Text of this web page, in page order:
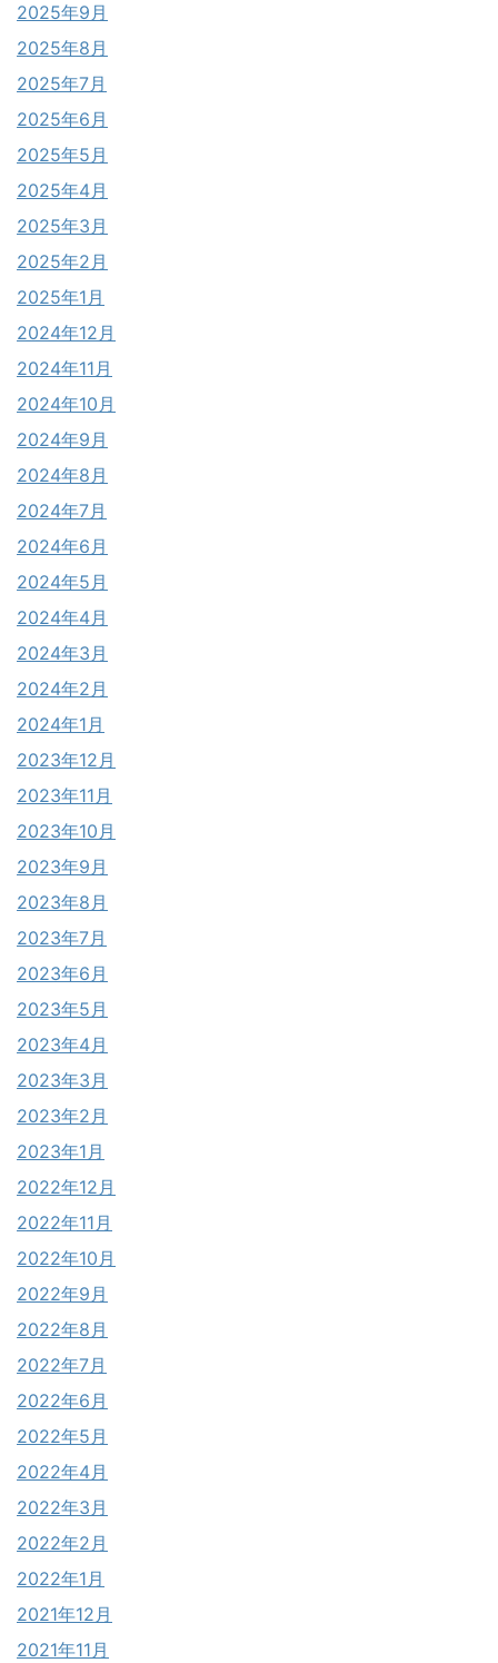
2025年9月
2025年8月
2025年7月
2025年6月
2025年5月
2025年4月
2025年3月
2025年2月
2025年1月
2024年12月
2024年11月
2024年10月
2024年9月
2024年8月
2024年7月
2024年6月
2024年5月
2024年4月
2024年3月
2024年2月
2024年1月
2023年12月
2023年11月
2023年10月
2023年9月
2023年8月
2023年7月
2023年6月
2023年5月
2023年4月
2023年3月
2023年2月
2023年1月
2022年12月
2022年11月
2022年10月
2022年9月
2022年8月
2022年7月
2022年6月
2022年5月
2022年4月
2022年3月
2022年2月
2022年1月
2021年12月
2021年11月